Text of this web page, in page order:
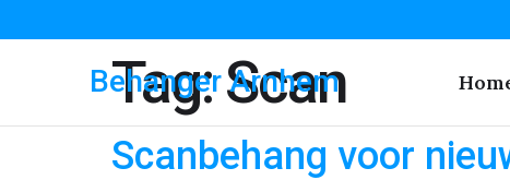
Behanger Arnhem
Tag:Scan
Scanbehang voor